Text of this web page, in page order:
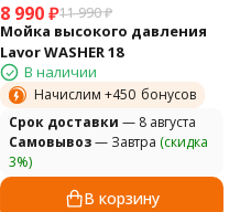
8 990₽11 990₽
Мойка высокого давления
Lavor WASHER 18
В наличии
Начислим +450 бонусов
Cрок доставки — 8 августа
Самовывоз— Завтра (скидка
3%)
В корзину